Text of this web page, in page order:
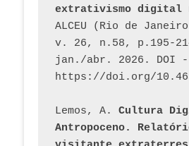
extrativismo digital
ALCEU (Rio de
v. 26, n.58, p.195-
jan./abr. 2026. DOI -
https://doi.org/
Lemos, A. Cultura
Antropoceno.